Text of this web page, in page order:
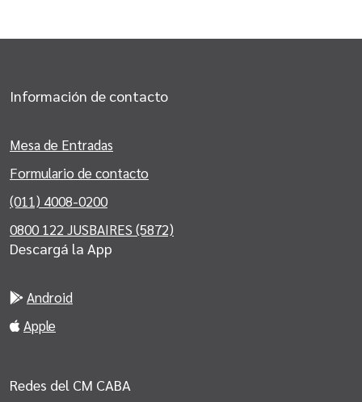
Información de contacto
Mesa de Entradas
Formulario de contacto
(011) 4008-0200
0800 122 JUSBAIRES (5872)
Descargá la App
Android
Apple
Redes del CM CABA